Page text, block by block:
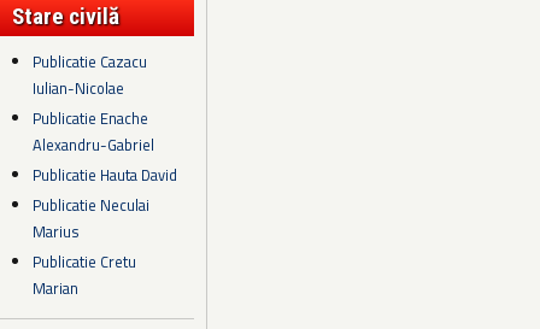
Stare civilă
Publicatie Cazacu
Iulian-Nicolae
Publicatie Enache
Alexandru-Gabriel
Publicatie Hauta David
Publicatie Neculai
Marius
Publicatie Cretu
Marian